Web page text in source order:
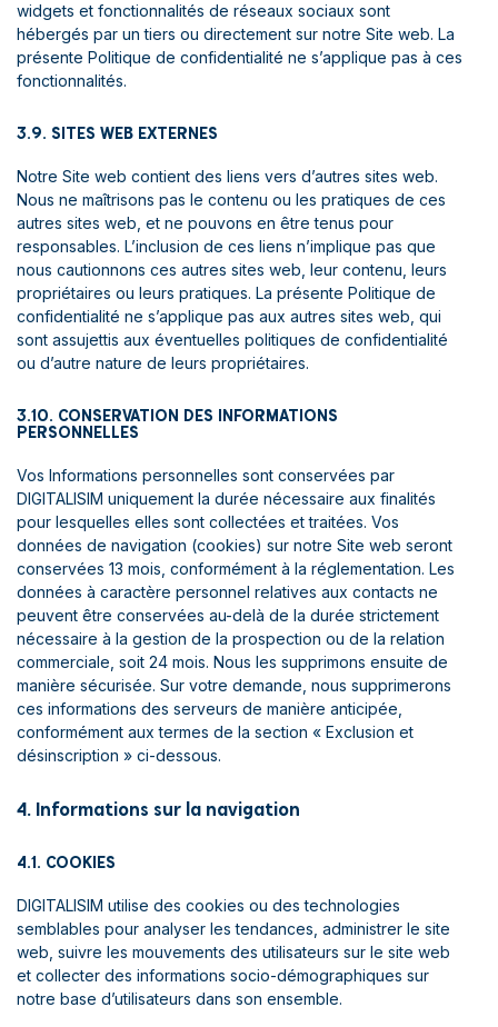
widgets et fonctionnalités de réseaux sociaux sont
hébergés par un tiers ou directement sur notre Site web. La
présente Politique de confidentialité ne s’applique pas à ces
fonctionnalités.
3.9. SITES WEB EXTERNES
Notre Site web contient des liens vers d’autres sites web.
Nous ne maîtrisons pas le contenu ou les pratiques de ces
autres sites web, et ne pouvons en être tenus pour
responsables. L’inclusion de ces liens n’implique pas que
nous cautionnons ces autres sites web, leur contenu, leurs
propriétaires ou leurs pratiques. La présente Politique de
confidentialité ne s’applique pas aux autres sites web, qui
sont assujettis aux éventuelles politiques de confidentialité
ou d’autre nature de leurs propriétaires.
3.10. CONSERVATION DES INFORMATIONS
PERSONNELLES
Vos Informations personnelles sont conservées par
DIGITALISIM uniquement la durée nécessaire aux finalités
pour lesquelles elles sont collectées et traitées. Vos
données de navigation (cookies) sur notre Site web seront
conservées 13 mois, conformément à la réglementation. Les
données à caractère personnel relatives aux contacts ne
peuvent être conservées au-delà de la durée strictement
nécessaire à la gestion de la prospection ou de la relation
commerciale, soit 24 mois. Nous les supprimons ensuite de
manière sécurisée. Sur votre demande, nous supprimerons
ces informations des serveurs de manière anticipée,
conformément aux termes de la section « Exclusion et
désinscription » ci-dessous.
4. Informations sur la navigation
4.1. COOKIES
DIGITALISIM utilise des cookies ou des technologies
semblables pour analyser les tendances, administrer le site
web, suivre les mouvements des utilisateurs sur le site web
et collecter des informations socio-démographiques sur
notre base d’utilisateurs dans son ensemble.